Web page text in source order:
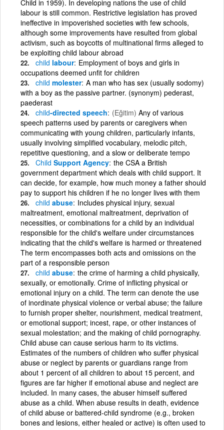
Child in 1959). In developing nations the use of child
labour is still common. Restrictive legislation has proved
ineffective in impoverished societies with few schools,
although some improvements have resulted from global
activism, such as boycotts of multinational firms alleged to
be exploiting child labour abroad
child labour Employment of boys and girls in
occupations deemed unfit for children
child molester A man who has sex (usually sodomy)
with a boy as the passive partner. (synonym) pederast,
paederast
child-directed speech (Eğitim) Any of various
speech patterns used by parents or caregivers when
communicating with young children, particularly infants,
usually involving simplified vocabulary, melodic pitch,
repetitive questioning, and a slow or deliberate tempo
Child Support Agency the CSA a British
government department which deals with child support. It
can decide, for example, how much money a father should
pay to support his children if he no longer lives with them
child abuse Includes physical injury, sexual
maltreatment, emotional maltreatment, deprivation of
necessities, or combinations for a child by an individual
responsible for the child's welfare under circumstances
indicating that the child's welfare is harmed or threatened
The term encompasses both acts and omissions on the
part of a responsible person
child abuse the crime of harming a child physically,
sexually, or emotionally. Crime of inflicting physical or
emotional injury on a child. The term can denote the use
of inordinate physical violence or verbal abuse; the failure
to furnish proper shelter, nourishment, medical treatment,
or emotional support; incest, rape, or other instances of
sexual molestation; and the making of child pornography.
Child abuse can cause serious harm to its victims.
Estimates of the numbers of children who suffer physical
abuse or neglect by parents or guardians range from
about 1 percent of all children to about 15 percent, and
figures are far higher if emotional abuse and neglect are
included. In many cases, the abuser himself suffered
abuse as a child. When abuse results in death, evidence
of child abuse or battered-child syndrome (e.g., broken
bones and lesions, either healed or active) is often used to